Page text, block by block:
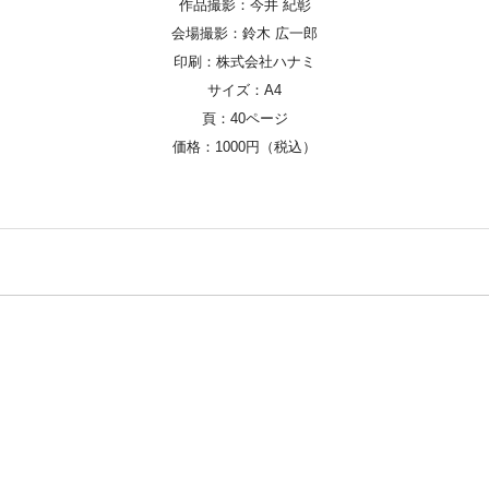
作品撮影：今井 紀彰
会場撮影：鈴木 広一郎
印刷：株式会社ハナミ
サイズ：A4
頁：40ページ
価格：1000円（税込）